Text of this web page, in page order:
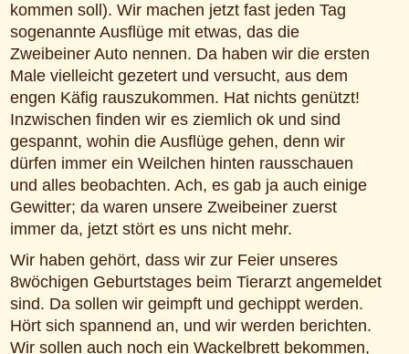
kommen soll). Wir machen jetzt fast jeden Tag
sogenannte Ausflüge mit etwas, das die
Zweibeiner Auto nennen. Da haben wir die ersten
Male vielleicht gezetert und versucht, aus dem
engen Käfig rauszukommen. Hat nichts genützt!
Inzwischen finden wir es ziemlich ok und sind
gespannt, wohin die Ausflüge gehen, denn wir
dürfen immer ein Weilchen hinten rausschauen
und alles beobachten. Ach, es gab ja auch einige
Gewitter; da waren unsere Zweibeiner zuerst
immer da, jetzt stört es uns nicht mehr.
Wir haben gehört, dass wir zur Feier unseres
8wöchigen Geburtstages beim Tierarzt angemeldet
sind. Da sollen wir geimpft und gechippt werden.
Hört sich spannend an, und wir werden berichten.
Wir sollen auch noch ein Wackelbrett bekommen,